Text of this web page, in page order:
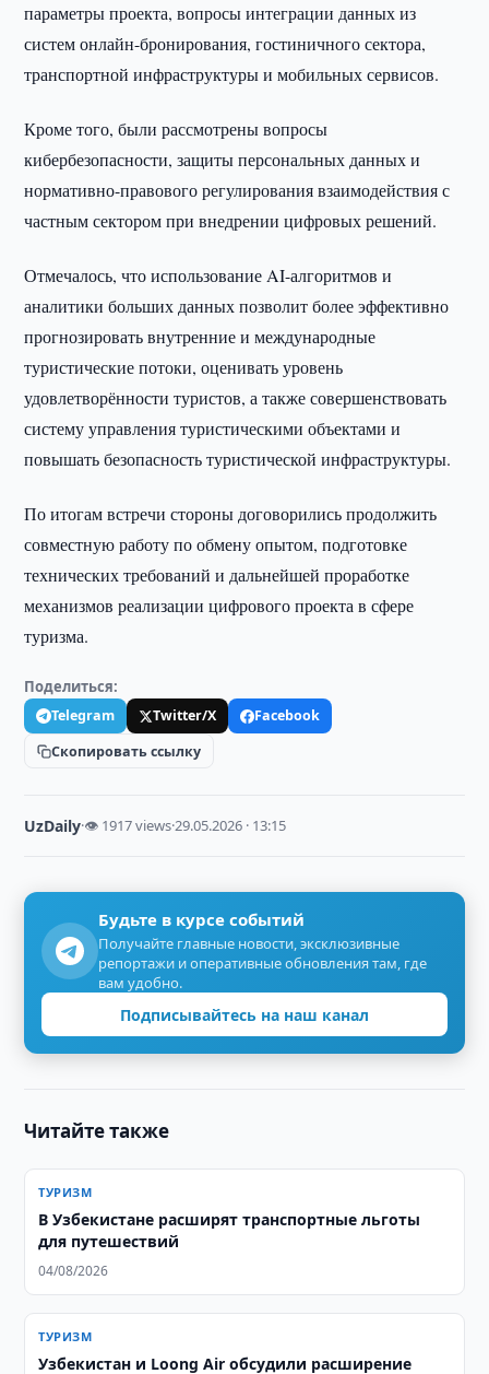
параметры проекта, вопросы интеграции данных из
систем онлайн-бронирования, гостиничного сектора,
транспортной инфраструктуры и мобильных сервисов.
Кроме того, были рассмотрены вопросы
кибербезопасности, защиты персональных данных и
нормативно-правового регулирования взаимодействия с
частным сектором при внедрении цифровых решений.
Отмечалось, что использование AI-алгоритмов и
аналитики больших данных позволит более эффективно
прогнозировать внутренние и международные
туристические потоки, оценивать уровень
удовлетворённости туристов, а также совершенствовать
систему управления туристическими объектами и
повышать безопасность туристической инфраструктуры.
По итогам встречи стороны договорились продолжить
совместную работу по обмену опытом, подготовке
технических требований и дальнейшей проработке
механизмов реализации цифрового проекта в сфере
туризма.
Поделиться:
Telegram Twitter/X
Facebook
Скопировать ссылку
UzDaily·👁 1917 views·29.05.2026 · 13:15
Будьте в курсе событий
Получайте главные новости, эксклюзивные
репортажи и оперативные обновления там, где
вам удобно.
Подписывайтесь на наш канал
Читайте также
ТУРИЗМ
В Узбекистане расширят транспортные льготы
для путешествий
04/08/2026
ТУРИЗМ
Узбекистан и Loong Air обсудили расширение